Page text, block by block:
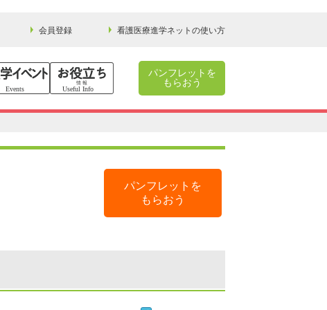
会員登録 看護医療進学ネットの使い方
パンフレットを
もらおう
パンフレットを
もらおう